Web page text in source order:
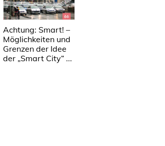
Achtung: Smart! –
Möglichkeiten und
Grenzen der Idee
der „Smart City“ ...